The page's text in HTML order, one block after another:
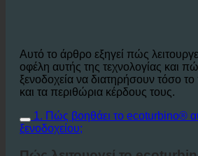
Αυτό το άρθρο εξηγεί πώς
οφέλη αυτής της τεχνολογίας και
ξενοδοχεία να διατηρήσουν τόσο το
και τα περιθώρια κέρδους τους.
1. Πώς βοηθάει το ecoturbino®